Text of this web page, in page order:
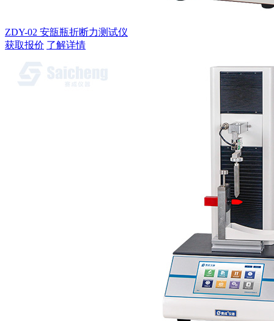
ZDY-02 安瓿瓶折断力测试仪
获取报价 了解详情